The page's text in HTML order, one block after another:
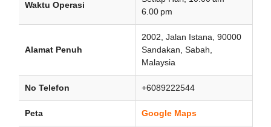
Waktu Operasi
6.00 pm
Alamat Penuh
2002, Jalan Istana, 90000
Sandakan, Sabah,
Malaysia
No Telefon +6089222544
Peta Google Maps